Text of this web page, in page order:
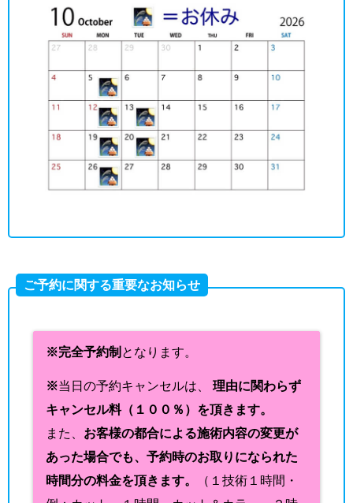
ご予約に関する重要なお知らせ
※完全予約制 となります。
※当日の予約キャンセルは、 理由に関わらず
キャンセル料（１００％）を頂きます。
また、 お客様の都合による施術内容の変更が
あった場合でも、予約時のお取りになられた
時間分の料金を頂きます。
（１技術１時間・